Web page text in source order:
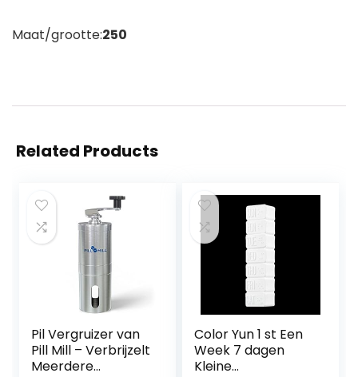
Maat/grootte:250
Related Products
Pil Vergruizer van
Pill Mill – Verbrijzelt
Meerdere
Color Yun 1 st Een
Week 7 dagen
Kleine